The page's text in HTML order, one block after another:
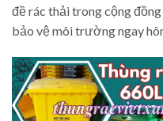
đề rác thải trong cộng
bảo vệ môi trường ngay